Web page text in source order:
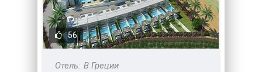
56
В Греции